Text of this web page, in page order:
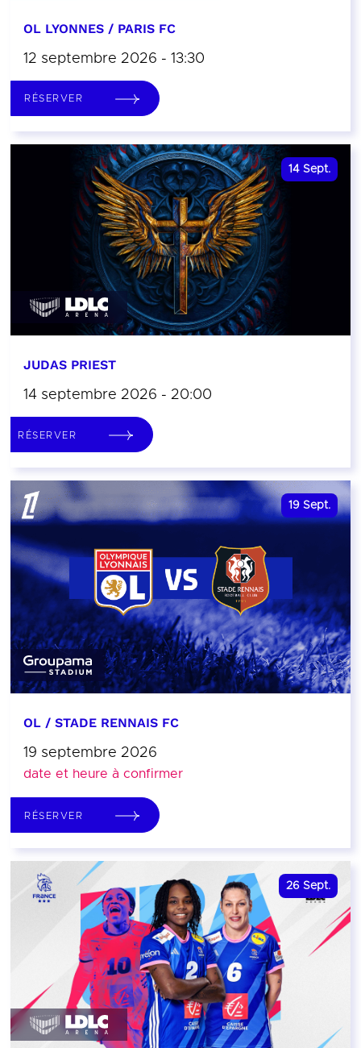
OL LYONNES / PARIS FC
12 septembre 2026 - 13:30
RÉSERVER
14 Sept.
JUDAS PRIEST
14 septembre 2026 - 20:00
RÉSERVER
19 Sept.
OL / STADE RENNAIS FC
19 septembre 2026
date et heure à confirmer
RÉSERVER
26 Sept.